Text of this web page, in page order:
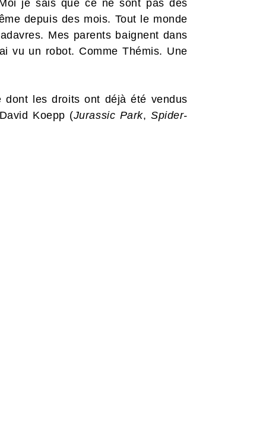
je sais que ce ne sont pas des
depuis des mois. Tout le monde
Mes parents baignent dans
vu un robot. Comme Thémis. Une
dont les droits ont déjà été vendus
Koepp (Jurassic Park,Spider-